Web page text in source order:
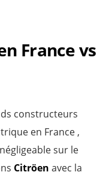
France vs
constructeurs
en France ,
sur le
Citröen avec la